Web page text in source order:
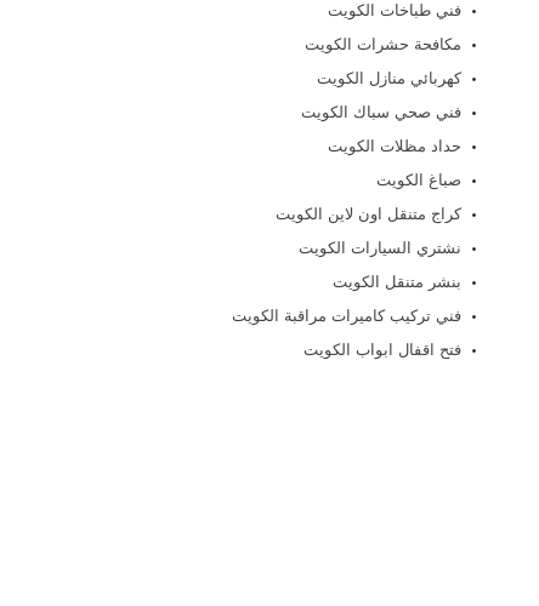
فني طباخات الكويت
مكافحة حشرات الكويت
كهربائي منازل الكويت
فني صحي سباك الكويت
حداد مظلات الكويت
صباغ الكويت
كراج متنقل اون لاين الكويت
نشتري السيارات الكويت
بنشر متنقل الكويت
فني تركيب كاميرات مراقبة الكويت
فتح اقفال ابواب الكويت